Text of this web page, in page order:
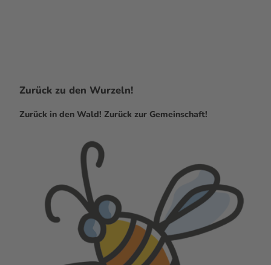
Zurück zu den Wurzeln!
Zurück in den Wald! Zurück zur Gemeinschaft!